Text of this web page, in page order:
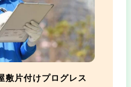
敷片付けプログレス